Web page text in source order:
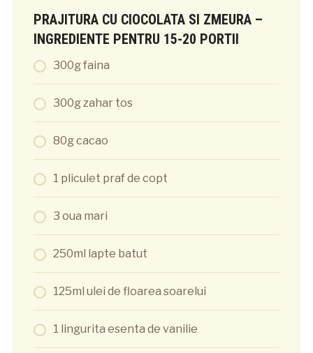
PRAJITURA CU CIOCOLATA SI ZMEURA –
INGREDIENTE PENTRU 15-20 PORTII
300g faina
300g zahar tos
80g cacao
1 pliculet praf de copt
3 oua mari
250ml lapte batut
125ml ulei de floarea soarelui
1 lingurita esenta de vanilie